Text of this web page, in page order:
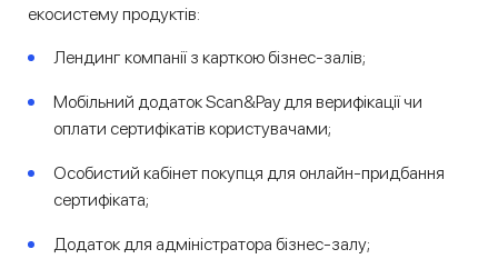
екосистему продуктів:
Лендинг компанії з карткою бізнес-залів;
Мобільний додаток Scan&Pay для верифікації чи
оплати сертифікатів користувачами;
Особистий кабінет покупця для онлайн-придбання
сертифіката;
Додаток для адміністратора бізнес-залу;